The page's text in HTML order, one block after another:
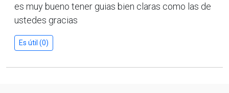
es muy bueno tener guias bien claras como las de
ustedes gracias
Es útil (0)